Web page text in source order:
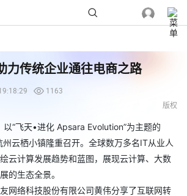
力传统企业通往电商之路
1163
版权
“飞天•进化 Apsara Evolution”为主题的
云栖小镇隆重召开。全球数万多名IT从业人
云计算发展趋势和蓝图，展现云计算、大数
的生态全景。
网络科技股份有限公司黄伟分享了互联网转